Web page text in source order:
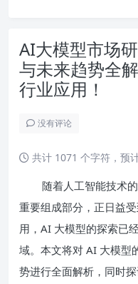
AI大模型市场
与未来趋势全
行业应用！
没有评论
共计 1071 个字符，预
随着人工智能技术
重要组成部分，正日益
用，AI 大模型的探索已
域。本文将对 AI 大模型
势进行全面解析，同时